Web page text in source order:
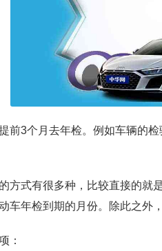
前3个月去年检。例如车辆的
方式有很多种，比较直接的就
车年检到期的月份。除此之外
：